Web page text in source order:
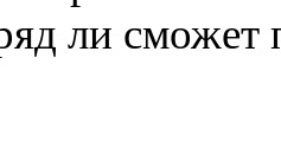
ли сможет